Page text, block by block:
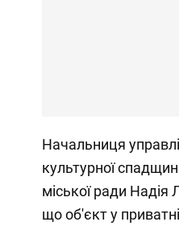
Начальниця
культурної
міської ради
що об'єкт у